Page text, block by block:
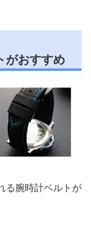
がおすすめ
る腕時計ベルトが